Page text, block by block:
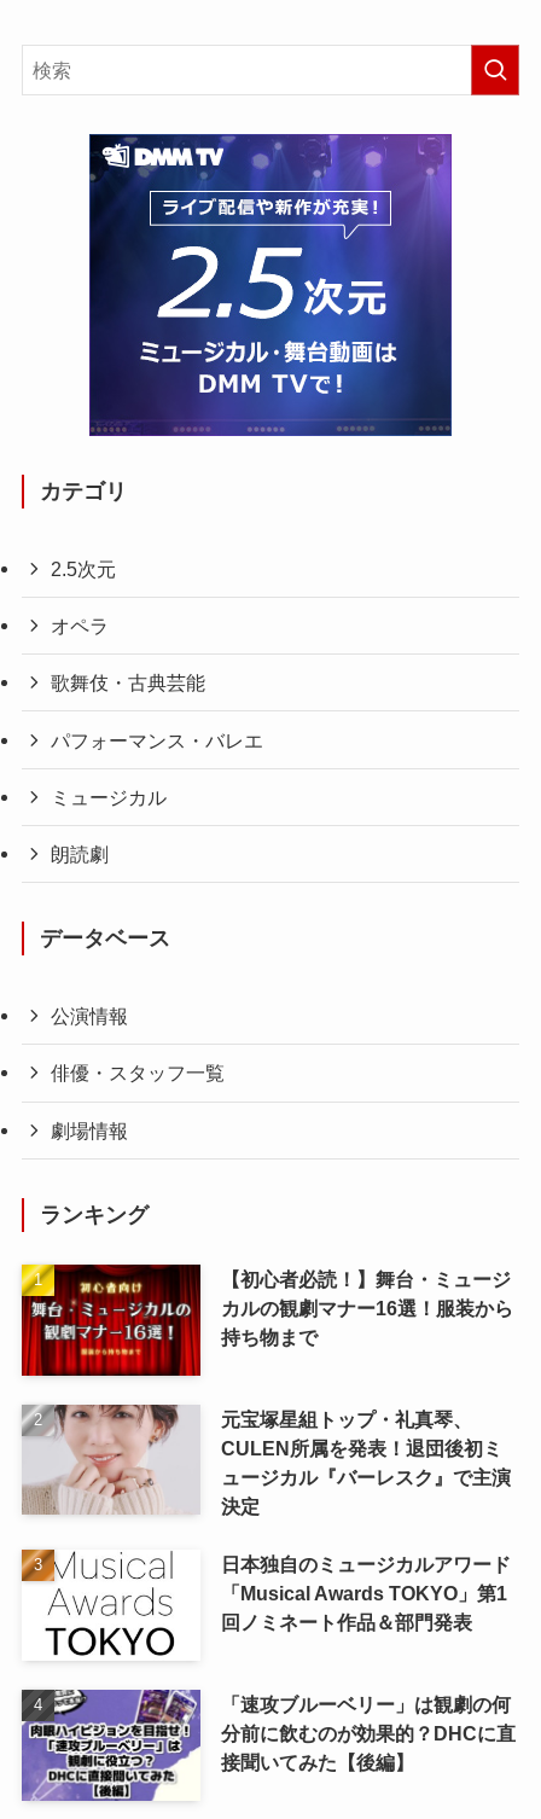
カテゴリ
2.5次元
オペラ
歌舞伎・古典芸能
パフォーマンス・バレエ
ミュージカル
朗読劇
データベース
公演情報
俳優・スタッフ一覧
劇場情報
ランキング
【初心者必読！】舞台・ミュージ
カルの観劇マナー16選！服装から
持ち物まで
元宝塚星組トップ・礼真琴、
CULEN所属を発表！退団後初ミ
ュージカル『バーレスク』で主演
決定
日本独自のミュージカルアワード
「Musical Awards TOKYO」第1
回ノミネート作品＆部門発表
「速攻ブルーベリー」は観劇の何
分前に飲むのが効果的？DHCに直
接聞いてみた【後編】